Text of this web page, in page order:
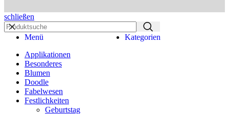
schließen
Menü
Kategorien
Applikationen
Besonderes
Blumen
Doodle
Fabelwesen
Festlichkeiten
Geburtstag